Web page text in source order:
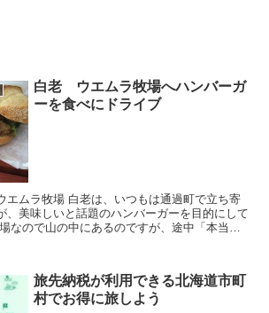
白老 ウエムラ牧場へハンバーガ
ーを食べにドライブ
ムラ牧場 白老は、いつもは通過町で立ち寄
、美味しいと話題のハンバーガーを目的にして
旅先納税が利用できる北海道市町
村でお得に旅しよう